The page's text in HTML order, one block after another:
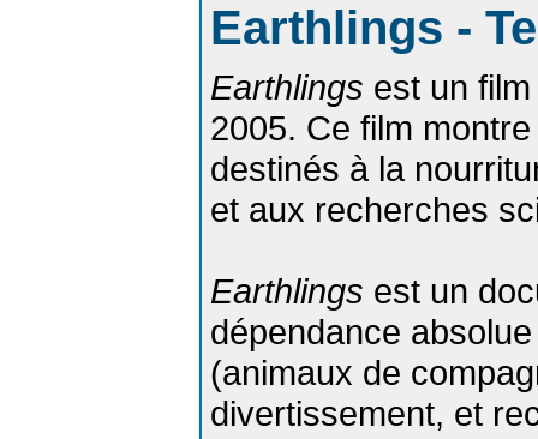
Earthlings -
Earthlings est un
2005. Ce film
destinés à la
et aux recherches
Earthlings est un
dépendance
(animaux de
divertissement, et